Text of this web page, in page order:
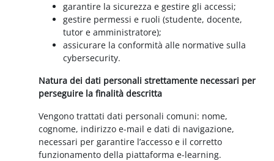
garantire la sicurezza e gestire gli accessi;
gestire permessi e ruoli (studente, docente,
tutor e amministratore);
assicurare la conformità alle normative sulla
cybersecurity.
Natura dei dati personali strettamente necessari per
perseguire la finalità descritta
Vengono trattati dati personali comuni: nome,
cognome, indirizzo e-mail e dati di navigazione,
necessari per garantire l’accesso e il corretto
funzionamento della piattaforma e-learning.